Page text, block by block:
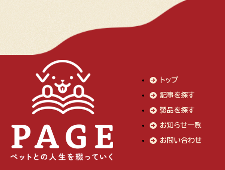
トップ
記事を探す
製品を探す
お知らせ一覧
お問い合わせ